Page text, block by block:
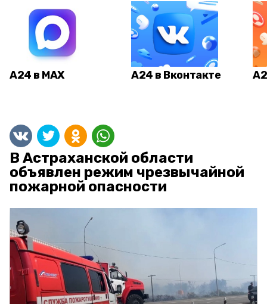
А24 в MAX А24 в Вконтакте
В Астраханской области
объявлен режим чрезвычайной
пожарной опасности